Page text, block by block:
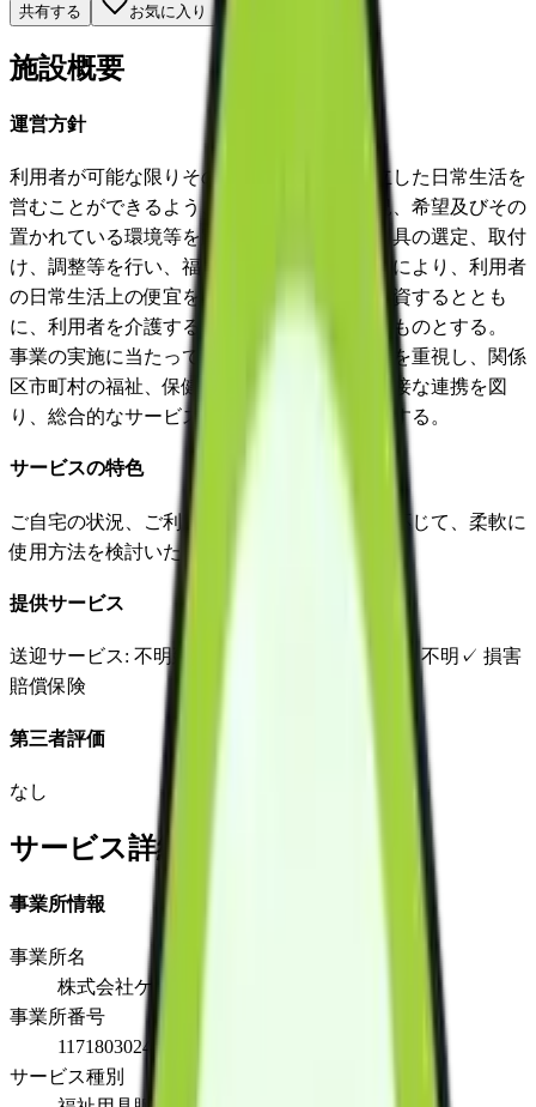
共有する お気に入り
施設概要
運営方針
利用者が可能な限りその居宅において、自立した日常生活を
営むことができるよう、利用者の心身の状況、希望及びその
置かれている環境等を踏まえた適切な福祉用具の選定、取付
け、調整等を行い、福祉用具を貸与することにより、利用者
の日常生活上の便宜を図り、その機能訓練に資するととも
に、利用者を介護する者の負担の軽減を図るものとする。
事業の実施に当たっては、地域との結びつきを重視し、関係
区市町村の福祉、保健、医療サービスとの密接な連携を図
り、総合的なサービスの提供に努めるものとする。
サービスの特色
ご自宅の状況、ご利用者やご家族様の状況に応じて、柔軟に
使用方法を検討いたします。
提供サービス
送迎サービス: 不明 延長サービス : 不明 ✓ 損害
賠償保険
第三者評価
なし
サービス詳細
事業所情報
事業所名
株式会社ケアレント
事業所番号
1171803024
サービス種別